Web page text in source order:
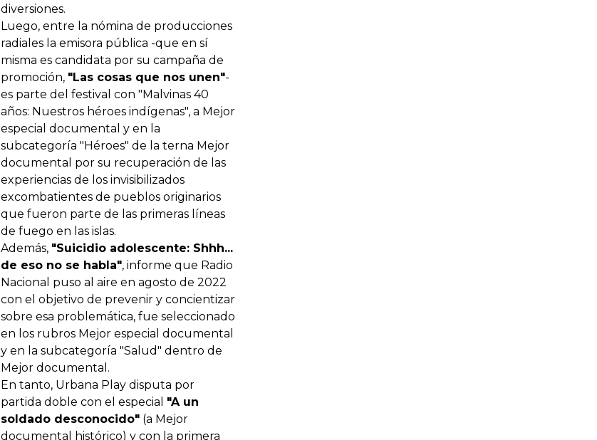
diversiones.
Luego, entre la nómina de producciones
radiales la emisora pública -que en sí
misma es candidata por su campaña de
promoción, "Las cosas que nos unen"-
es parte del festival con "Malvinas 40
años: Nuestros héroes indígenas", a Mejor
especial documental y en la
subcategoría "Héroes" de la terna Mejor
documental por su recuperación de las
experiencias de los invisibilizados
excombatientes de pueblos originarios
que fueron parte de las primeras líneas
de fuego en las islas.
Además, "Suicidio adolescente: Shhh...
de eso no se habla", informe que Radio
Nacional puso al aire en agosto de 2022
con el objetivo de prevenir y concientizar
sobre esa problemática, fue seleccionado
en los rubros Mejor especial documental
y en la subcategoría "Salud" dentro de
Mejor documental.
En tanto, Urbana Play disputa por
partida doble con el especial "A un
soldado desconocido"(a Mejor
documental histórico) y con la primera